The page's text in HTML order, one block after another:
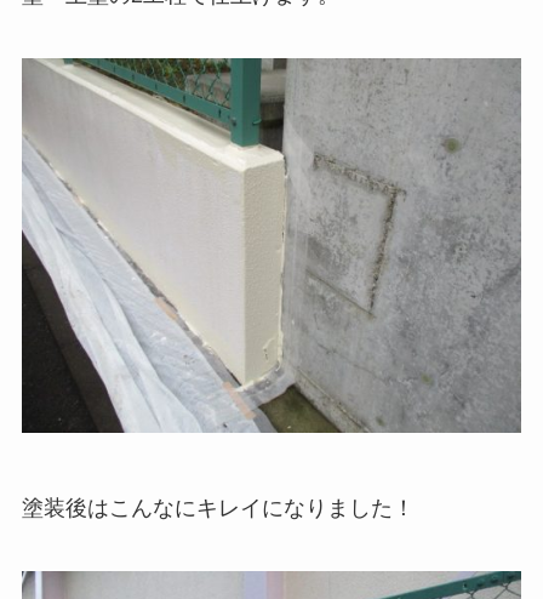
塗装後はこんなにキレイになりました！